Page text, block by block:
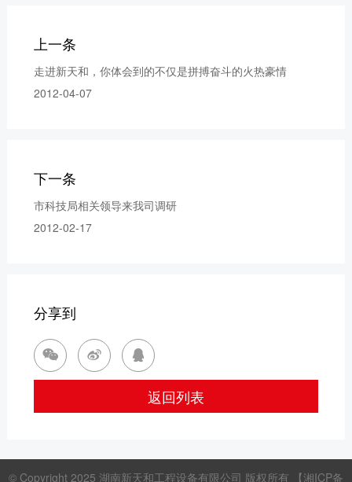
上一条
走进新天和，你体会到的不仅是拼搏奋斗的火热豪情
2012-04-07
下一条
市科技局相关领导来我司调研
2012-02-17
分享到
  
返回列表
© Copyright 2025 湖南新天和工程设备有限公司 版权所有 【湘ICP备